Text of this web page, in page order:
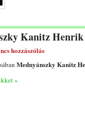
Kanitz Henrik
hozzászólás
Mednyánszky Kanitz
»